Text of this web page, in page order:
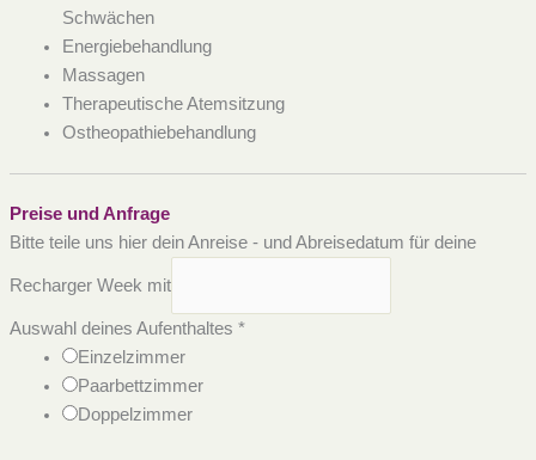
Schwächen
Energiebehandlung
Massagen
Therapeutische Atemsitzung
Ostheopathiebehandlung
Preise und Anfrage
Bitte teile uns hier dein Anreise - und Abreisedatum für deine
Recharger Week mit
Auswahl deines Aufenthaltes *
Einzelzimmer
Paarbettzimmer
Doppelzimmer